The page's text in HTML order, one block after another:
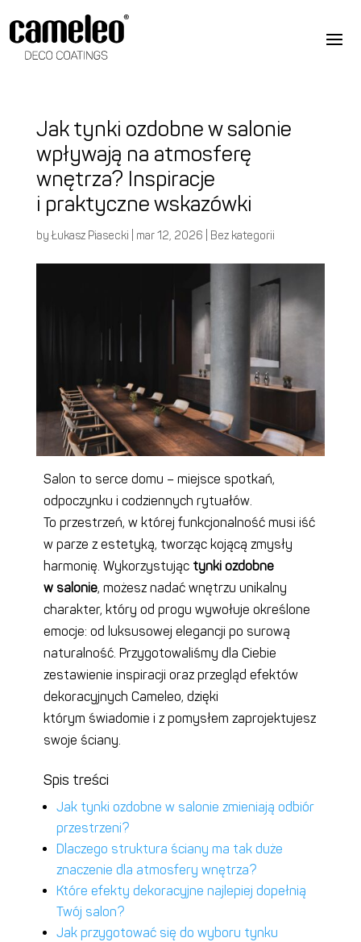
Jak tynki ozdobne w salonie
wpływają na atmosferę
wnętrza? Inspiracje
i praktyczne wskazówki
byŁukasz Piasecki mar 12, 2026 Bez kategorii
Salon to serce domu – miejsce spotkań,
odpoczynku i codziennych rytuałów.
To przestrzeń, w której funkcjonalność musi iść
w parze z estetyką, tworząc kojącą zmysły
harmonię. Wykorzystując tynki ozdobne
w salonie, możesz nadać wnętrzu unikalny
charakter, który od progu wywołuje określone
emocje: od luksusowej elegancji po surową
naturalność. Przygotowaliśmy dla Ciebie
zestawienie inspiracji oraz przegląd efektów
dekoracyjnych Cameleo, dzięki
którym świadomie i z pomysłem zaprojektujesz
swoje ściany.
Spis treści
Jak tynki ozdobne w salonie zmieniają odbiór
przestrzeni?
Dlaczego struktura ściany ma tak duże
znaczenie dla atmosfery wnętrza?
Które efekty dekoracyjne najlepiej dopełnią
Twój salon?
Jak przygotować się do wyboru tynku